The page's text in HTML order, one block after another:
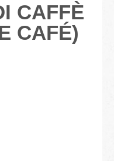
CAFFÈ
CAFÉ)